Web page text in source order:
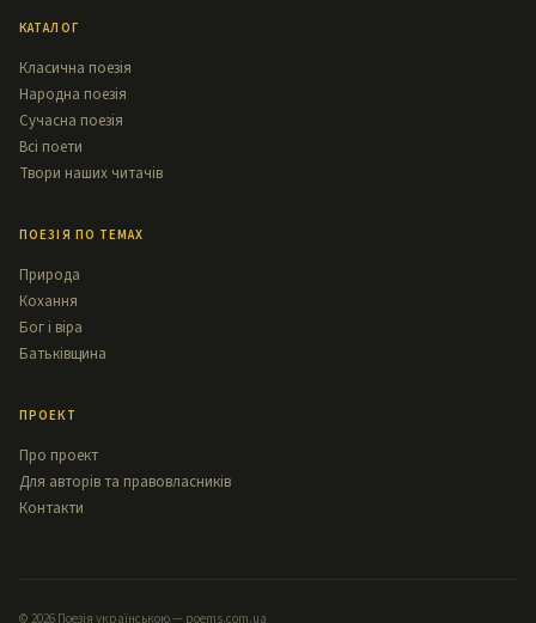
КАТАЛОГ
Класична поезія
Народна поезія
Сучасна поезія
Всі поети
Твори наших читачів
ПОЕЗІЯ ПО ТЕМАХ
Природа
Кохання
Бог і віра
Батьківщина
ПРОЕКТ
Про проект
Для авторів та правовласників
Контакти
© 2026 Поезія українською — poems.com.ua